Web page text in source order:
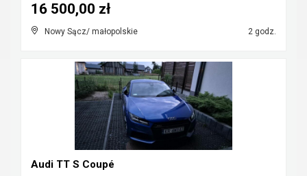
Nowy Sącz/ małopolskie 2 godz.
16 500,00 zł
Audi TT S Coupé